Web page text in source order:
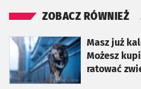
ZOBACZ RÓWNIEŻ
Masz już
Możesz
ratować
otworzy się w nowej karcie